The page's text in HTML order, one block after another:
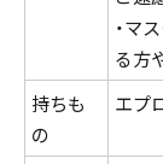
・マ
る方
持ちも
の
エプ